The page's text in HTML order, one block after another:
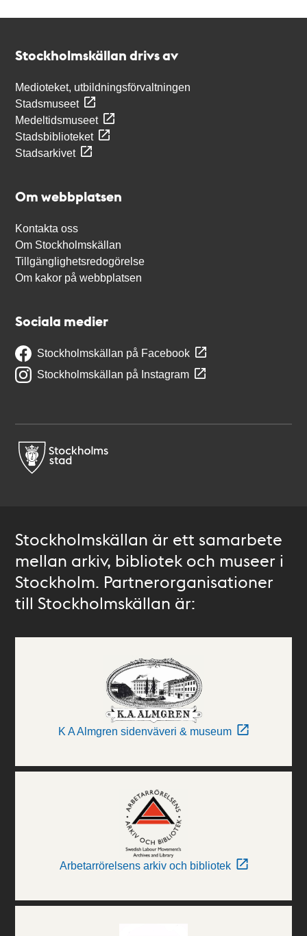
Stockholmskällan drivs av
Medioteket, utbildningsförvaltningen
Stadsmuseet
Medeltidsmuseet
Stadsbiblioteket
Stadsarkivet
Om webbplatsen
Kontakta oss
Om Stockholmskällan
Tillgänglighetsredogörelse
Om kakor på webbplatsen
Sociala medier
Stockholmskällan på Facebook
Stockholmskällan på Instagram
Stockholmskällan är ett samarbete
mellan arkiv, bibliotek och museer i
Stockholm. Partnerorganisationer
till Stockholmskällan är:
K A Almgren sidenväveri & museum
Arbetarrörelsens arkiv och bibliotek